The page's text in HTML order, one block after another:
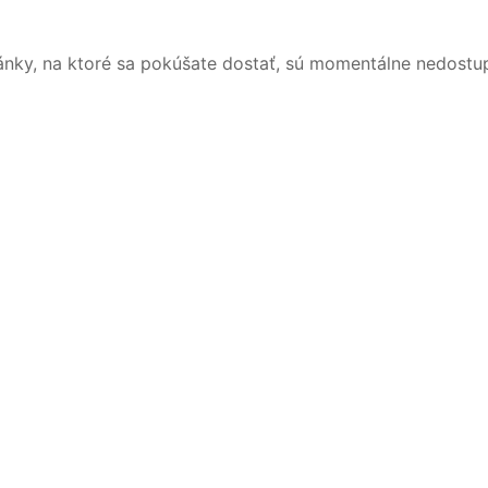
na ktoré sa pokúšate dostať, sú momentálne